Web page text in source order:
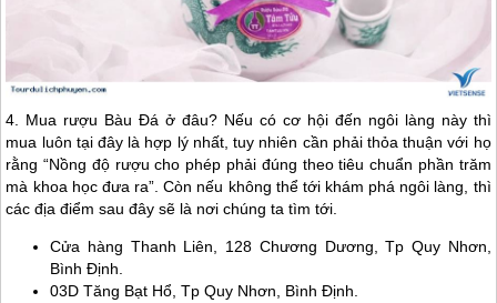
4. Mua rượu Bàu Đá ở đâu? Nếu có cơ hội đến ngôi làng này thì
mua luôn tại đây là hợp lý nhất, tuy nhiên cần phải thỏa thuận với họ
rằng “Nồng độ rượu cho phép phải đúng theo tiêu chuẩn phần trăm
mà khoa học đưa ra”. Còn nếu không thể tới khám phá ngôi làng, thì
các địa điểm sau đây sẽ là nơi chúng ta tìm tới.
Cửa hàng Thanh Liên, 128 Chương Dương, Tp Quy Nhơn,
Bình Định.
03D Tăng Bạt Hổ, TpQuy Nhơn, Bình Định.